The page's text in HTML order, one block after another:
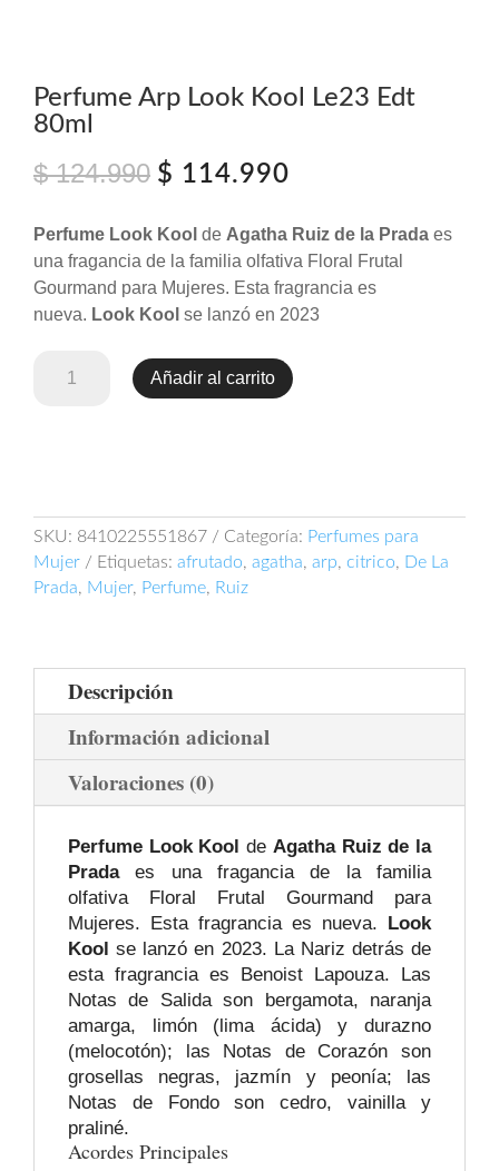
Perfume Arp Look Kool Le23 Edt
80ml
$124.990 El
original
era:
$ 124.990.
$ 114.990
actual
es:
$ 114.990.
Perfume Look Kool de Agatha Ruiz de la Prada es
una fragancia de la familia olfativa Floral Frutal
Gourmand para Mujeres. Esta fragrancia es
nueva. Look Kool se lanzó en 2023
80ml
cantidad
Añadir al carrito
SKU: 8410225551867 Categoría: Perfumes para
Mujer
Etiquetas: afrutado, agatha, arp, citrico, De La
Prada, Mujer, Perfume, Ruiz
Descripción
Información adicional
Valoraciones (0)
Perfume Look Kool de Agatha Ruiz de la
Pradaes una fragancia de la familia
olfativa Floral Frutal Gourmand para
Mujeres. Esta fragrancia es nueva.
Look
Kool se lanzó en 2023. La Nariz detrás de
esta fragrancia es Benoist Lapouza. Las
Notas de Salida son bergamota, naranja
amarga, limón (lima ácida) y durazno
(melocotón); las Notas de Corazón son
grosellas negras, jazmín y peonía; las
Notas de Fondo son cedro, vainilla y
praliné.
Acordes Principales